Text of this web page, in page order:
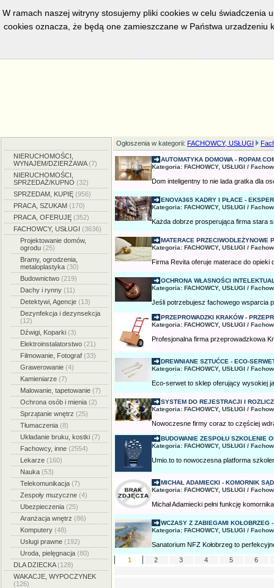
w bieżacej chwili posiadamy 5554aktywnych ogłoszeń, serwis
Strona główna Dodaj ogłoszenie
NIERUCHOMOŚCI,
WYNAJEM/DZIERŻAWA(7)
NIERUCHOMOŚCI,
SPRZEDAŻ/KUPNO (32)
SPRZEDAM, KUPIĘ (956)
PRACA, SZUKAM (170)
PRACA, OFERUJĘ (352)
FACHOWCY, USŁUGI (3636)
Projektowanie domów,
ogrodu (25)
Bramy, ogrodzenia,
metaloplastyka (30)
Budownictwo (219)
Dachy i rynny (11)
Detektywi, Agencje (13)
Dezynfekcja i dezynsekcja
(12)
Dźwigi, Koparki (3)
Elektroinstalatorstwo (21)
Filmowanie, Fotograf (33)
Grawerowanie (4)
Kamieniarze (7)
Malowanie, tapetowanie (7)
Ochrona osób i mienia (2)
Sprzątanie wnętrz (25)
Tłumaczenia (8)
Układanie bruku, kostki (7)
Fachowcy, inne (2554)
Lekarze (160)
Nauka (53)
Telekomunikacja (7)
Zespoły muzyczne (4)
Ubezpieczenia (25)
Aranżacja wnętrz (86)
Komputery (48)
Usługi prawne (192)
Uroda, pielęgnacja (80)
DLA DZIECKA(128)
WAKACJE, WYPOCZYNEK
(126)
Ogłoszenia w kategorii: FACHOWCY, USŁUGI
AUTOMATYKA DOMOWA -
Kategoria: FACHOWCY, USŁUGI /
Dom inteligentny to nie lada gratka dla
ENOVA365 KADRY I PŁACE -
Kategoria: FACHOWCY, USŁUGI /
Każda dobrze prosperująca firma stara
MATERACE PRZECIWODLEŻYNOWE
Kategoria: FACHOWCY, USŁUGI /
Firma Revita oferuje materace do opieki
OCHRONA WŁASNOŚCI
Kategoria: FACHOWCY, USŁUGI /
Jeśli potrzebujesz fachowego wsparcia
PRZEPROWADZKI KRAKÓW -
Kategoria: FACHOWCY, USŁUGI /
Profesjonalna firma przeprowadzkowa
DREWNIANE SZTUĆCE - ECO-
Kategoria: FACHOWCY, USŁUGI /
Eco-serwet to sklep oferujący wysokiej
SYSTEM DO REJESTRACJI I
Kategoria: FACHOWCY, USŁUGI /
Nowoczesne firmy coraz to częściej
BUDOWANIE ZESPOŁU SZKOLENIE
Kategoria: FACHOWCY, USŁUGI /
Umio.to to nowoczesna platforma
MICHAŁ ADAMIECKI - KOMORNIK
Kategoria: FACHOWCY, USŁUGI /
Michał Adamiecki pełni funkcję
WCZASY Z ZABIEGAMI KOŁOBRZEG
Kategoria: FACHOWCY, USŁUGI /
Sanatorium NFZ Kołobrzeg to
1 2 3 4 5 6
W ramach naszej witryny stosujemy pliki cookies w celu świadczenia
cookies oznacza, że będą one zamieszczane w Państwa